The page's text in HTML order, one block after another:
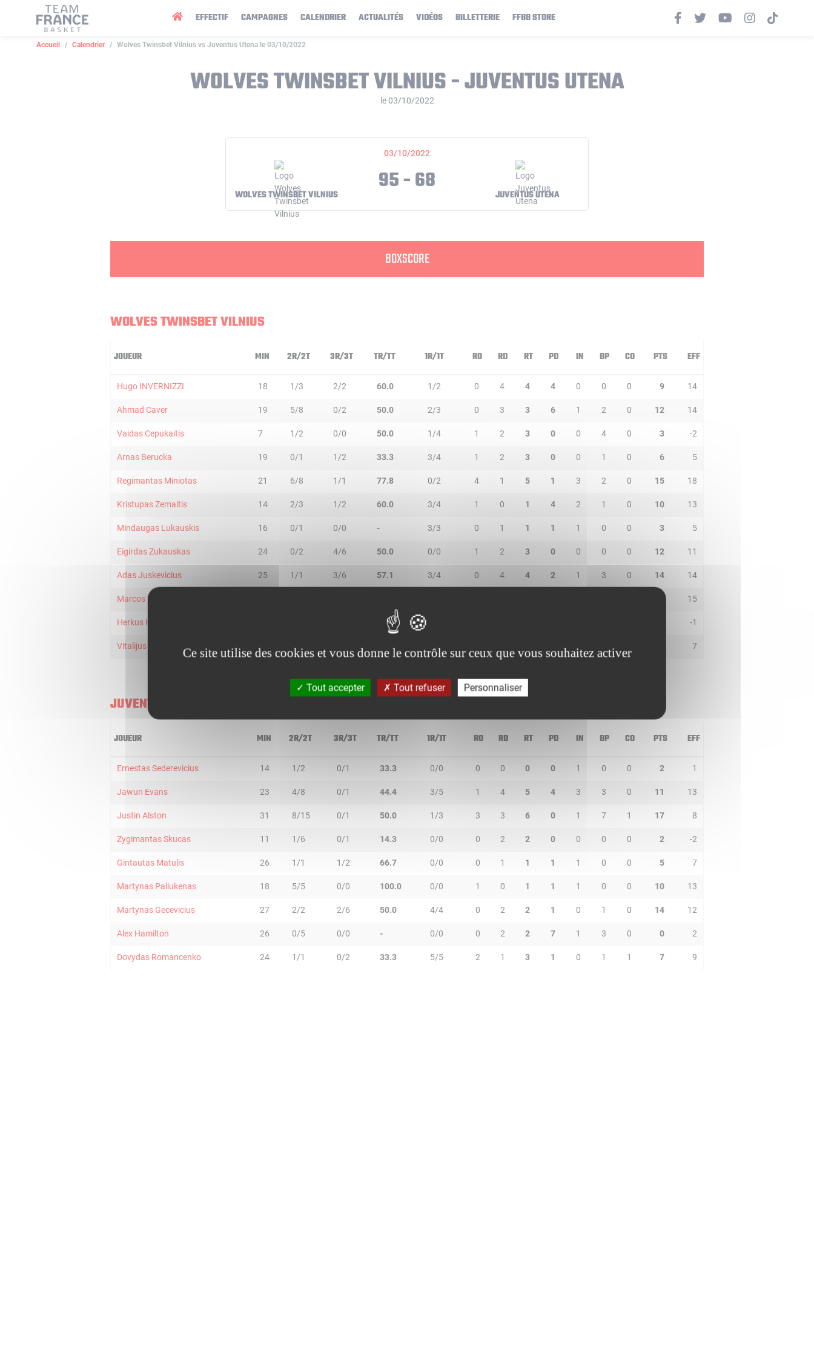
EFFECTIF CAMPAGNES CALENDRIER ACTUALITÉS VIDÉOS BILLETTERIE FFBB STORE
Accueil Calendrier Wolves Twinsbet Vilnius vs Juventus Utena le 03/10/2022
WOLVES TWINSBET VILNIUS - JUVENTUS UTENA
le 03/10/2022
03/10/2022
WOLVES TWINSBET VILNIUS 95 - 68 JUVENTUS UTENA
BOXSCORE
WOLVES TWINSBET VILNIUS
JOUEUR MIN 2R/2T 3R/3T TR/TT 1R/1T RO RD RT PD IN BP CO PTS EFF
Hugo INVERNIZZI 18 1/3 2/2 60.0 1/2 0 4 4 4 0 0 0 9 14
Ahmad Caver 19 5/8 0/2 50.0 2/3 0 3 3 6 1 2 0 12 14
Vaidas Cepukaitis 7 1/2 0/0 50.0 1/4 1 2 3 0 0 4 0 3 -2
Arnas Berucka 19 0/1 1/2 33.3 3/4 1 2 3 0 0 1 0 6 5
Regimantas Miniotas 21 6/8 1/1 77.8 0/2 4 1 5 1 3 2 0 15 18
Kristupas Zemaitis 14 2/3 1/2 60.0 3/4 1 0 1 4 2 1 0 10 13
Mindaugas Lukauskis 16 0/1 0/0 - 3/3 0 1 1 1 1 0 0 3 5
Eigirdas Zukauskas 24 0/2 4/6 50.0 0/0 1 2 3 0 0 0 0 12 11
Adas Juskevicius 25 1/1 3/6 57.1 3/4 0 4 4 2 1 3 0 14 14
Marcos Delia 15
Herkus Kumpys -1
Vitalijus Kozys 11 0/0 100.0 0/0 7
JUVENTUS UTENA
JOUEUR MIN 2R/2T 3R/3T TR/TT 1R/1T RO RD RT PD IN BP CO PTS EFF
Ernestas Sederevicius 14 1/2 0/1 33.3 0/0 0 0 0 0 1 0 0 2 1
Jawun Evans 23 4/8 0/1 44.4 3/5 1 4 5 4 3 3 0 11 13
Justin Alston 31 8/15 0/1 50.0 1/3 3 3 6 0 1 7 1 17 8
Zygimantas Skucas 11 1/6 0/1 14.3 0/0 0 2 2 0 0 0 0 2 -2
Gintautas Matulis 26 1/1 1/2 66.7 0/0 0 1 1 1 1 0 0 5 7
Martynas Paliukenas 18 5/5 0/0 100.0 0/0 1 0 1 1 1 0 0 10 13
Martynas Gecevicius 27 2/2 2/6 50.0 4/4 0 2 2 1 0 1 0 14 12
Alex Hamilton 26 0/5 0/0 - 0/0 0 2 2 7 1 3 0 0 2
Dovydas Romancenko 24 1/1 0/2 33.3 5/5 2 1 3 1 0 1 1 7 9
Panneau de gestion des cookies
Ce site utilise des cookies et vous donne le contrôle sur ceux que vous souhaitez activer
Tout accepter Tout refuser Personnaliser